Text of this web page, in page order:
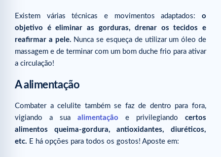
Existem várias técnicas e movimentos adaptados: o
objetivo é eliminar as gorduras, drenar os tecidos e
reafirmar a pele. Nunca se esqueça de utilizar um óleo de
massagem e de terminar com um bom duche frio para ativar
a circulação!
A alimentação
Combater a celulite também se faz de dentro para fora,
vigiando a sua
alimentação e privilegiando certos
alimentos queima-gordura, antioxidantes, diuréticos,
etc. E há opções para todos os gostos! Aposte em: